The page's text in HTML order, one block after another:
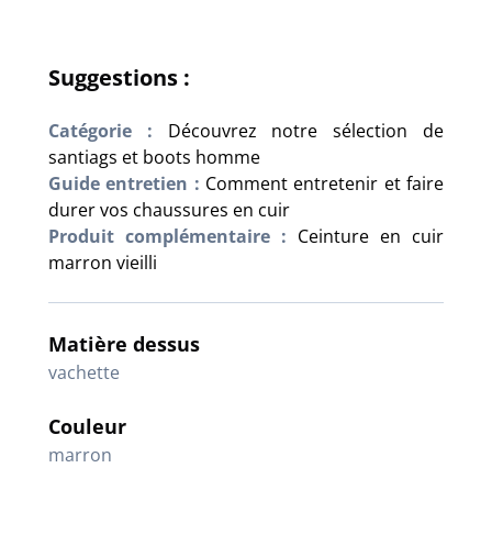
Suggestions :
Catégorie :
Découvrez notre sélection de
santiags et boots homme
Guide entretien : Comment entretenir et faire
durer vos chaussures en cuir
Produit complémentaire : Ceinture en cuir
marron vieilli
Matière dessus
vachette
Couleur
marron